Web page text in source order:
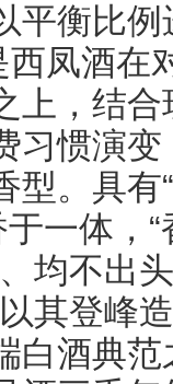
平衡比
凤酒在
上，结
习惯演
型。具有
一体，
均不出
其登峰
白酒典范